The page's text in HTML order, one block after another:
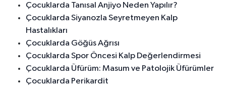
Çocuklarda Tanısal Anjiyo Neden Yapılır?
Çocuklarda Siyanozla Seyretmeyen Kalp
Hastalıkları
Çocuklarda Göğüs Ağrısı
Çocuklarda Spor Öncesi Kalp Değerlendirmesi
Çocuklarda Üfürüm: Masum ve Patolojik Üfürümler
Çocuklarda Perikardit